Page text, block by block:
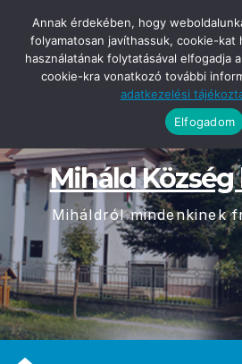
content
2026-08-08
Miháld
Miháldról mindenkinek
Annak érdekében, hogy
folyamatosan javíthassuk, cookie-kat
használatának folytatásával elfogadja
cookie-kra vonatkozó további
adatkezelési
Elfogadom